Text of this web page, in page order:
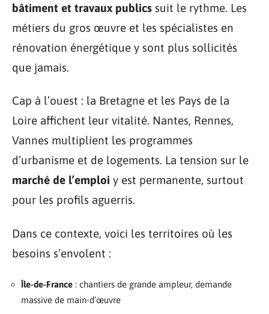
bâtiment et travaux publics suit le rythme. Les
métiers du gros œuvre et les spécialistes en
rénovation énergétique y sont plus sollicités
que jamais.
Cap à l’ouest : la Bretagne et les Pays de la
Loire affichent leur vitalité. Nantes, Rennes,
Vannes multiplient les programmes
d’urbanisme et de logements. La tension sur le
marché de l’emploi y est permanente, surtout
pour les profils aguerris.
Dans ce contexte, voici les territoires où les
besoins s’envolent :
Île-de-France : chantiers de grande ampleur, demande
massive de main-d’œuvre